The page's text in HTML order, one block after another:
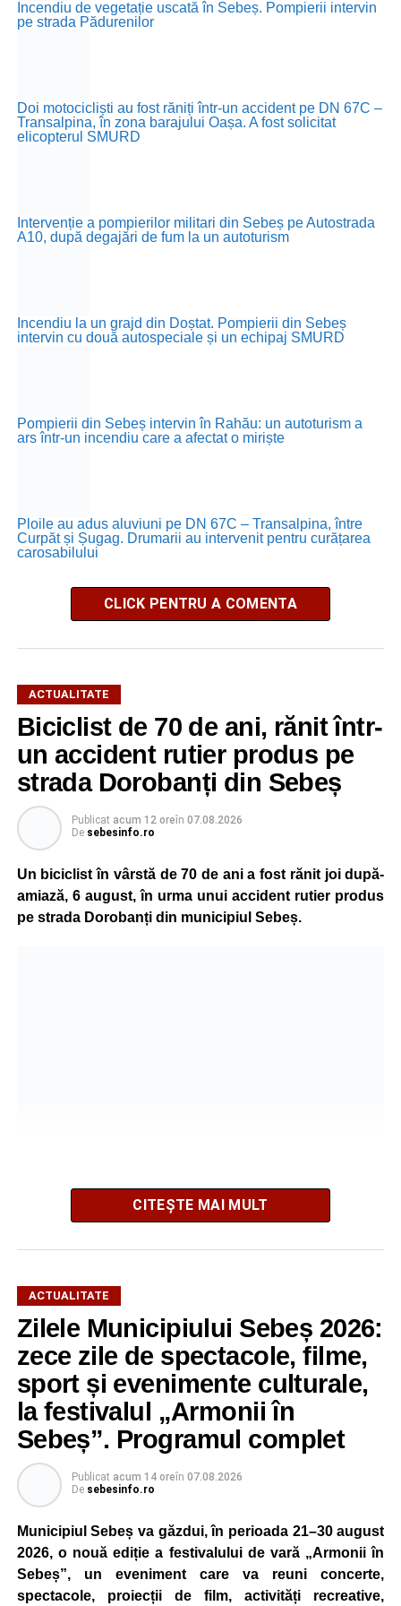
Incendiu de vegetație uscată în Sebeș. Pompierii intervin
pe strada Pădurenilor
Doi motocicliști au fost răniți într-un accident pe DN 67C –
Transalpina, în zona barajului Oașa. A fost solicitat
elicopterul SMURD
Intervenție a pompierilor militari din Sebeș pe Autostrada
A10, după degajări de fum la un autoturism
Incendiu la un grajd din Doștat. Pompierii din Sebeș
intervin cu două autospeciale și un echipaj SMURD
Pompierii din Sebeș intervin în Rahău: un autoturism a
ars într-un incendiu care a afectat o miriște
Ploile au adus aluviuni pe DN 67C – Transalpina, între
Curpăt și Șugag. Drumarii au intervenit pentru curățarea
carosabilului
CLICK PENTRU A COMENTA
ACTUALITATE
Biciclist de 70 de ani, rănit într-
un accident rutier produs pe
strada Dorobanți din Sebeș
Publicat acum 12 oreîn 07.08.2026
De sebesinfo.ro
Un biciclist în vârstă de 70 de ani a fost rănit joi după-
amiază, 6 august, în urma unui accident rutier produs
pe strada Dorobanți din municipiul Sebeș.
Potrivit informațiilor transmise de polițiști, în jurul orei
În urma impactului, bărbatul a fost proiectat în două
autoturisme parcate regulamentar pe marginea drumului.
Victima a suferit leziuni și a fost transportată la spital
pentru investigații și îngrijiri medicale.
Atât conducătorul auto, cât și biciclistul au fost testați cu
aparatul etilotest, rezultatele fiind negative.
Polițiștii au deschis un dosar penal și continuă cercetările
pentru vătămare corporală din culpă, urmând să
stabilească toate împrejurările în care s-a produs
accidentul.
CITEȘTE MAI MULT
ACTUALITATE
Zilele Municipiului Sebeș 2026:
zece zile de spectacole, filme,
sport și evenimente culturale,
la festivalul „Armonii în
Sebeș”. Programul complet
Publicat acum 14 oreîn 07.08.2026
De sebesinfo.ro
Municipiul Sebeș va găzdui, în perioada 21–30 august
2026, o nouă ediție a festivalului de vară „Armonii în
Sebeș”, un eveniment care va reuni concerte,
spectacole, proiecții de film, activități recreative,